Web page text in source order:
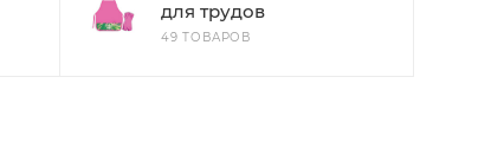
для трудов
49 ТОВАРОВ